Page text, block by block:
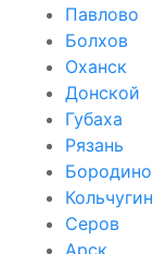
Павлово
Болхов
Оханск
Донской
Губаха
Рязань
Бородино
Серов
Арск